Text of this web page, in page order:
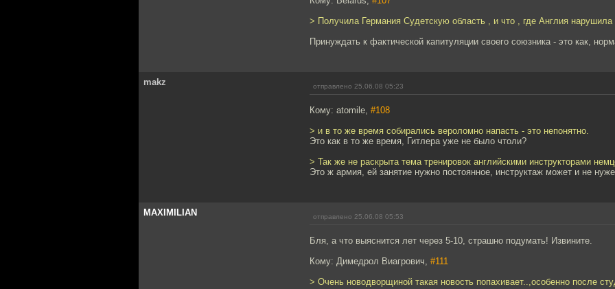
> Получила Германия Судетскую область , и что , где Англия
Принуждать к фактической капитуляции своего союзника - это как,
makz отправлено 25.06.08 05:23
Кому: atomile, #108
> и в то же время собирались вероломно напасть - это непонятно.
Это как в то же время, Гитлера уже не было чтоли?
> Так же не раскрыта тема тренировок английскими инструкторами
Это ж армия, ей занятие нужно постоянное, инструктаж может и не
MAXIMILIAN отправлено 25.06.08 05:53
Бля, а что выяснится лет через 5-10, страшно подумать! Извините.
Кому: Димедрол Виагрович, #111
> Очень новодворщиной такая новость попахивает..,особенно после